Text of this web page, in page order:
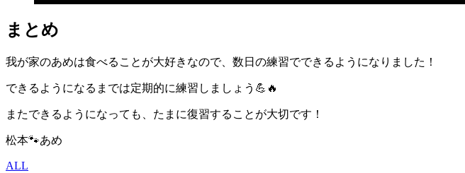
まとめ
我が家のあめは食べることが大好きなので、数日の練習でできるようになりました！
できるようになるまでは定期的に練習しましょう💪🔥
またできるようになっても、たまに復習することが大切です！
松本🐾あめ
ALL